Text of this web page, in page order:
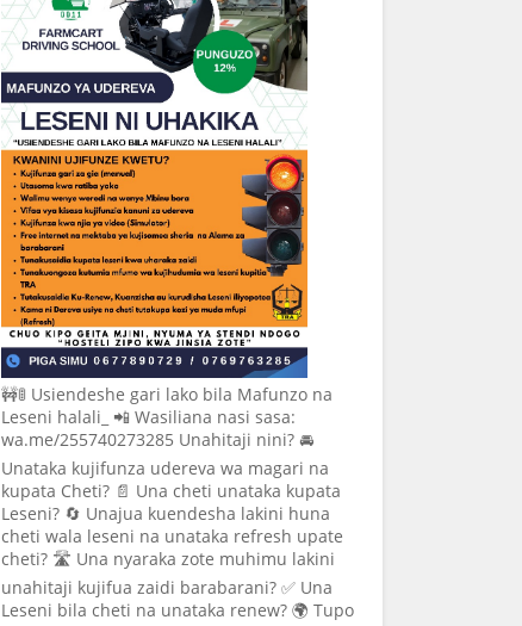
🚧🚦 Usiendeshe gari lako bila Mafunzo na
Leseni halali_ 📲 Wasiliana nasi sasa:
wa.me/255740273285 Unahitaji nini? 🚘
Unataka kujifunza udereva wa magari na
kupata Cheti? 📄 Una cheti unataka kupata
Leseni? 🔄 Unajua kuendesha lakini huna
cheti wala leseni na unataka refresh upate
cheti? 🛣️ Una nyaraka zote muhimu lakini
unahitaji kujifua zaidi barabarani? ✅ Una
Leseni bila cheti na unataka renew? 🌍 Tupo